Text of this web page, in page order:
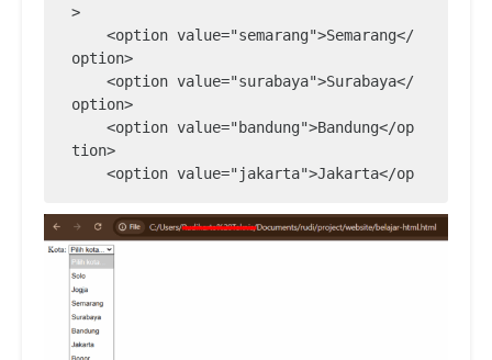
>
option>
option>
tion>
    <option value="bogor">Bogor</option
>
    <option value="medan">Medan</option
>
    <option value="makassar">Makassar</
option>